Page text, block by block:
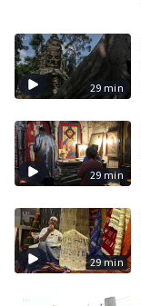
29 min
29 min
29 min